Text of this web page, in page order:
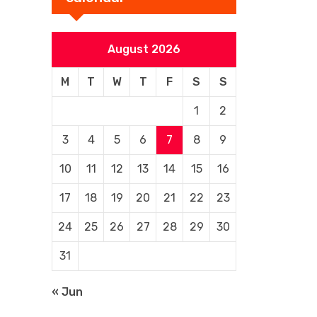
August 2026
M T W T F S S
1 2
3 4 5 6 7 8 9
10 11 12 13 14 15 16
17 18 19 20 21 22 23
24 25 26 27 28 29 30
31
« Jun